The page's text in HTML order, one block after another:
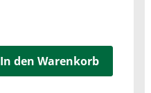
In den Warenkorb